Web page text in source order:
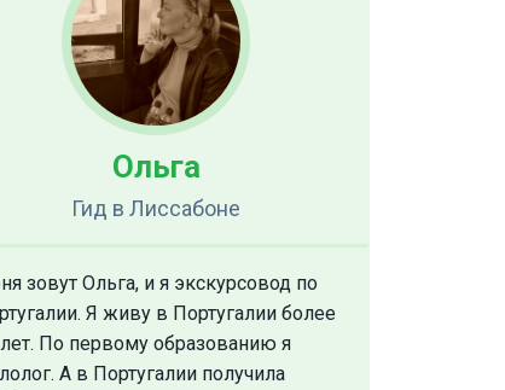
Ольга
Гид в Лиссабоне
зовут Ольга, и я экскурсовод по
Я живу в Португалии более
По первому образованию я
А в Португалии получила